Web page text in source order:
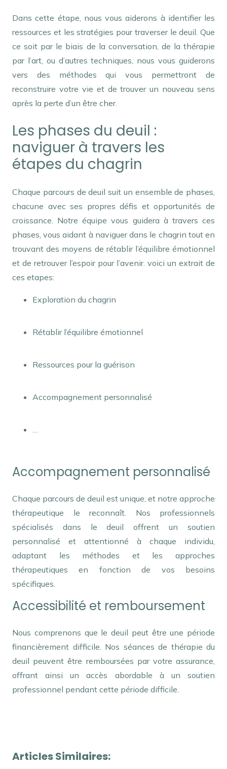
Dans cette étape, nous vous aiderons à identifier les
ressources et les stratégies pour traverser le deuil. Que
ce soit par le biais de la conversation, de la thérapie
par l’art, ou d’autres techniques, nous vous guiderons
vers des méthodes qui vous permettront de
reconstruire votre vie et de trouver un nouveau sens
après la perte d’un être cher.
Les phases du deuil :
naviguer à travers les
étapes du chagrin
Chaque parcours de deuil suit un ensemble de phases,
chacune avec ses propres défis et opportunités de
croissance. Notre équipe vous guidera à travers ces
phases, vous aidant à naviguer dans le chagrin tout en
trouvant des moyens de rétablir l’équilibre émotionnel
et de retrouver l’espoir pour l’avenir. voici un extrait de
ces etapes:
Exploration du chagrin
Rétablir l’équilibre émotionnel
Ressources pour la guérison
Accompagnement personnalisé
…
Accompagnement personnalisé
Chaque parcours de deuil est unique, et notre approche
thérapeutique le reconnaît. Nos professionnels
spécialisés dans le deuil offrent un soutien
personnalisé et attentionné à chaque individu,
adaptant les méthodes et les approches
thérapeutiques en fonction de vos besoins
spécifiques.
Accessibilité et remboursement
Nous comprenons que le deuil peut être une période
financièrement difficile. Nos séances de thérapie du
deuil peuvent être remboursées par votre assurance,
offrant ainsi un accès abordable à un soutien
professionnel pendant cette période difficile.
Articles Similaires: